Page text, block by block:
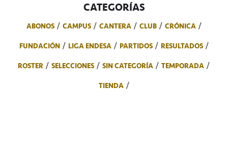
CATEGORÍAS
ABONOS CAMPUS CANTERA CLUB
CRÓNICA
FUNDACIÓN
LIGA ENDESA PARTIDOS
RESULTADOS
ROSTER
SELECCIONES SIN CATEGORÍA
TEMPORADA
TIENDA